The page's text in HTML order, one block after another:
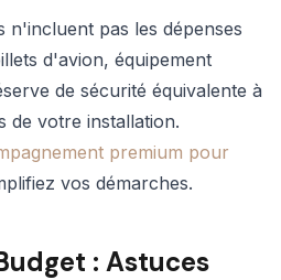
n'incluent pas les dépenses
d'avion, équipement
de sécurité équivalente à
de votre installation.
premium pour
vos démarches.
: Astuces